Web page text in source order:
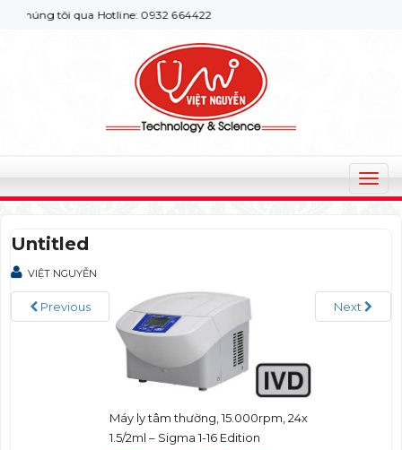
tôi qua Hotline: 0932 664422
T
o
n
a
Untitled
VIỆT NGUYỄN
Previous Next
Máy ly tâm thường, 15.000rpm, 24x
1.5/2ml – Sigma 1-16 Edition